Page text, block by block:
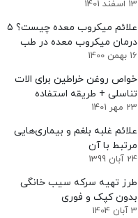
13 اسفند 1401
علائم میکروب معده چیست؟ ۵
درمان میکروب معده در طب
سنتی
16 بهمن 1400
خواص روغن خراطین برای الات
تناسلی + طریقه استفاده
23 مهر 1401
علائم غلبه بلغم و بیماری‌هایی
مرتبط با آن
24 آبان 1399
طرز تهیه سرکه سیب خانگی
بدون کپک و فوری
3 آبان 1404